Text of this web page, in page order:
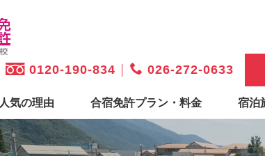
0120-190-834 026-272-0633
人気の理由 合宿免許プラン・料金 宿泊